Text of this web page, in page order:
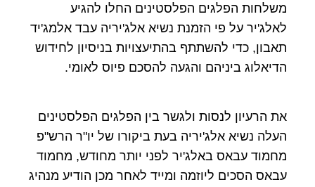
משלחות הפלגים הפלסטינים החלו להגיע
לאלג'יר על פי הזמנת נשיא אלג'יריה עבד אלמג'יד
תאבון, כדי להשתתף בהתיעצויות בניסיון לחידוש
הדיאלוג ביניהם והגעה להסכם פיוס לאומי.
את הרעיון לנסות ולגשר בין הפלגים הפלסטינים
העלה נשיא אלג'יריה בעת ביקורו של יו"ר הרש"פ
מחמוד עבאס באלג'יר לפני יותר מחודש, מחמוד
עבאס הסכים ליוזמה ומייד לאחר מכן הודיע מנהיג